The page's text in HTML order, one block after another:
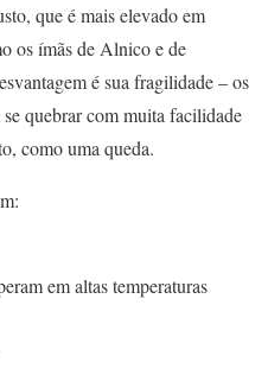
que é mais elevado em
os ímãs de Alnico e de
é sua fragilidade – os
quebrar com muita facilidade
como uma queda.
em altas temperaturas